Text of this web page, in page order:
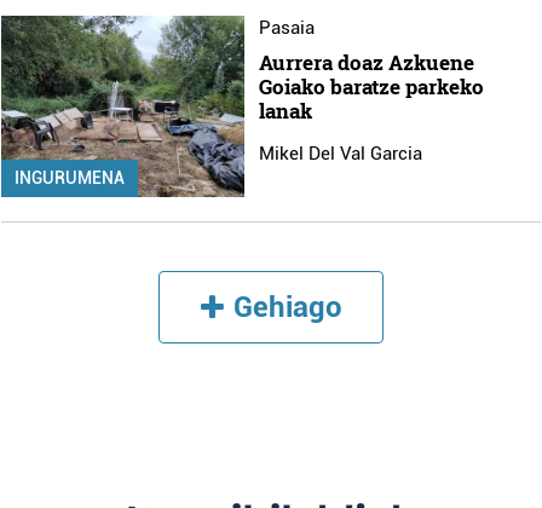
INGURUMENA
Pasaia
Aurrera doaz Azkuene
Goiako baratze parkeko
lanak
Mikel Del Val Garcia
Gehiago